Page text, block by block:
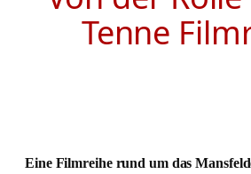
Tenne
Eine Filmreihe rund um das